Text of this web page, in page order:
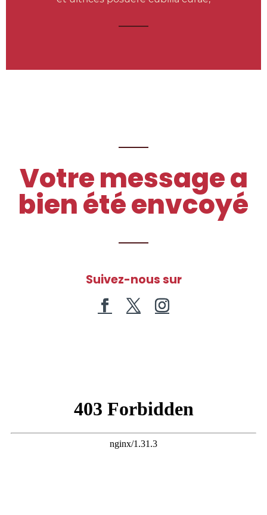
Votre message a
bien été envcoyé
Suivez-nous sur